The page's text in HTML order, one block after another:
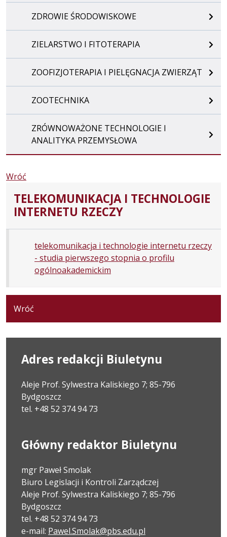
ZDROWIE ŚRODOWISKOWE
ZIELARSTWO I FITOTERAPIA
ZOOFIZJOTERAPIA I PIELĘGNACJA ZWIERZĄT
ZOOTECHNIKA
ZRÓWNOWAŻONE TECHNOLOGIE I
ANALITYKA PRZEMYSŁOWA
Wróć
TELEKOMUNIKACJA I TECHNOLOGIE
INTERNETU RZECZY
telekomunikacja i technologie internetu rzeczy
- studia pierwszego stopnia o profilu
ogólnoakademickim
Wróć
Adres redakcji Biuletynu
Aleje Prof. Sylwestra Kaliskiego 7; 85-796
Bydgoszcz
tel. +48 52 374 94 73
Główny redaktor Biuletynu
mgr Paweł Smolak
Biuro Legislacji i Kontroli Zarządczej
Aleje Prof. Sylwestra Kaliskiego 7; 85-796
Bydgoszcz
tel. +48 52 374 94 73
e-mail: Pawel.Smolak@pbs.edu.pl